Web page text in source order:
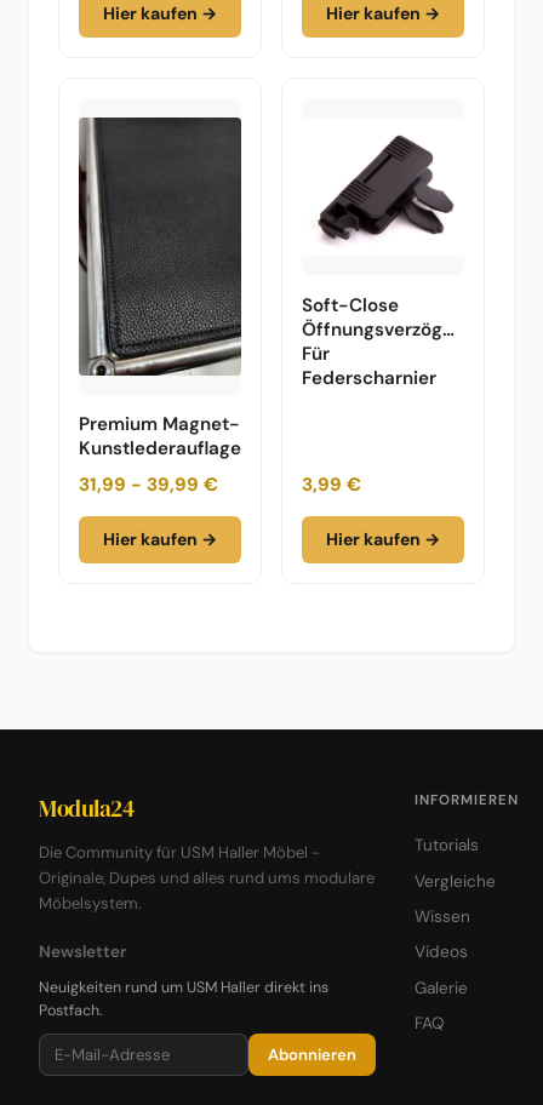
Hier kaufen → Hier kaufen →
Premium Magnet-
Kunstlederauflage
31,99 - 39,99 €
Hier kaufen →
Soft-Close
Öffnungsverzögerung
Für
Federscharnier
3,99 €
Hier kaufen →
Modula24
Die Community für USM Haller Möbel -
Originale, Dupes und alles rund ums modulare
Möbelsystem.
Newsletter
Neuigkeiten rund um USM Haller direkt ins
Postfach.
Abonnieren
INFORMIEREN
Tutorials
Vergleiche
Wissen
Videos
Galerie
FAQ